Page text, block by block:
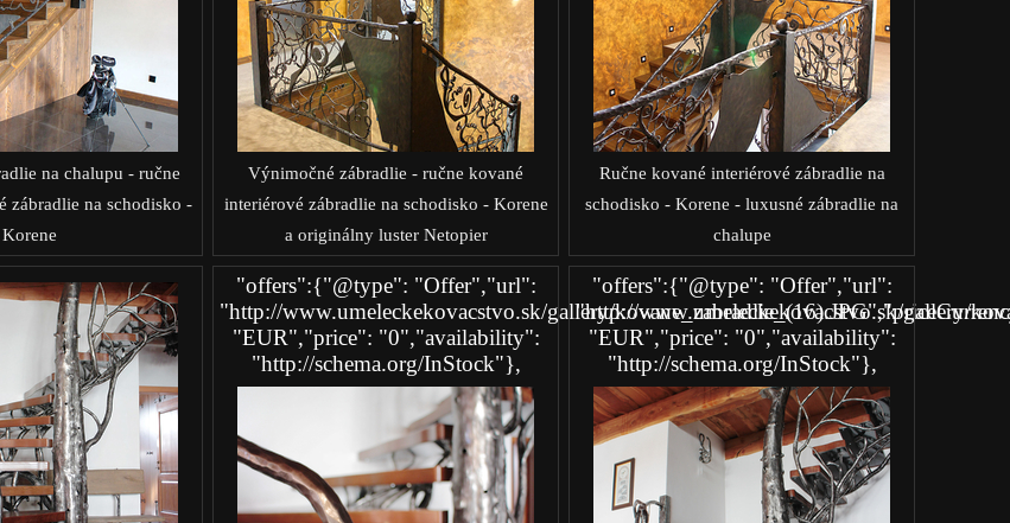
na chalupu - ručne
zábradlie na schodisko -
Korene
Výnimočné zábradlie - ručne kované
interiérové zábradlie na schodisko - Korene
a originálny luster Netopier
Ručne kované interiérové zábradlie na
schodisko - Korene - luxusné zábradlie na
chalupe
"offers":{"@type": "Offer","url":
"http://www.umeleckekovacstvo.sk/gallery/
"EUR","price": "0","availability":
"http://schema.org/InStock"},
"offers":{"@type": "Offer","url":
"http://www.umeleckekovacstvo.sk/gallery/
"EUR","price": "0","availability":
"http://schema.org/InStock"},